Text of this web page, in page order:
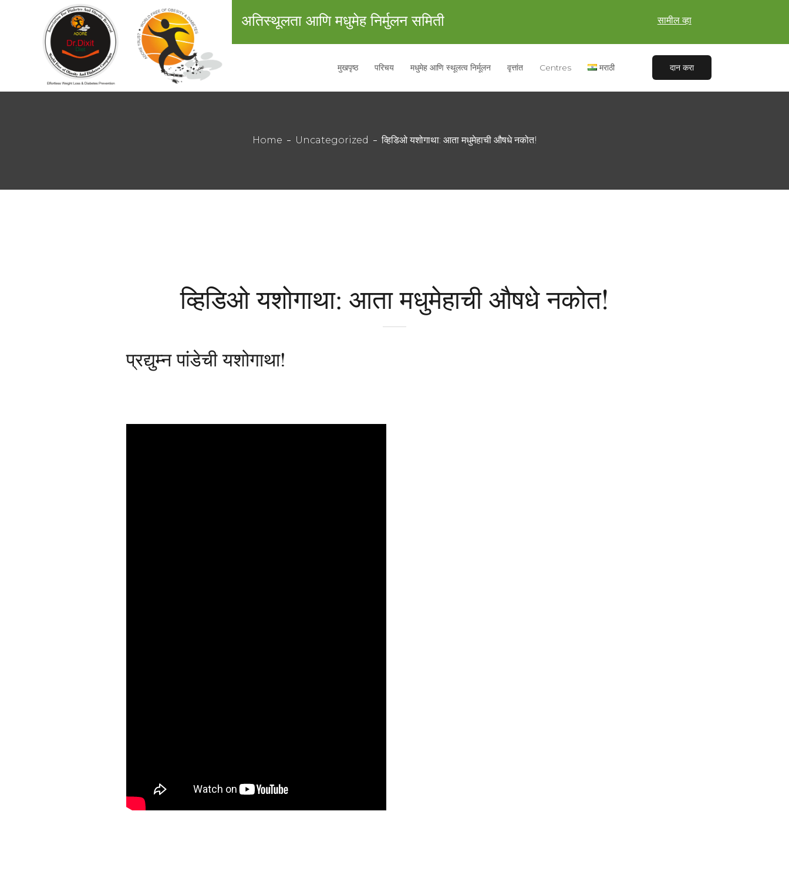
अतिस्थूलता आणि मधुमेह निर्मुलन समिती सामील व्हा
मुखपृष्ठ परिचय मधुमेह आणि स्थूलत्व निर्मूलन वृत्तांत Centres मराठी दान करा
Home Uncategorized व्हिडिओ यशोगाथा: आता मधुमेहाची औषधे नकोत!
व्हिडिओ यशोगाथा: आता मधुमेहाची औषधे नकोत!
प्रद्युम्न पांडेची यशोगाथा!